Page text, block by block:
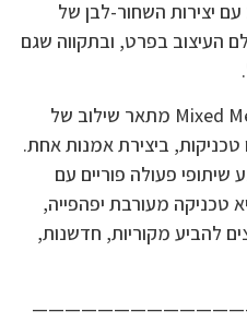
יצירות השחור-לבן של
העיצוב בפרט, ובתקווה שגם
המונח טכניקה מעורבת או Mixed Media מתאר שילוב של
טכניקות, ביצירת אמנות אחת.
שיתופי פעולה פוריים עם
טכניקה מעורבת יפהפייה,
להביע מקוריות, חדשנות,